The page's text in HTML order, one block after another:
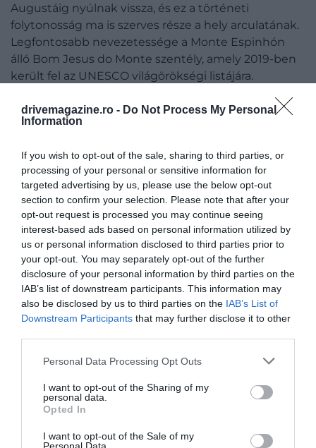
drivemagazine.ro - Do Not Process My Personal
Information
If you wish to opt-out of the sale, sharing to third parties, or
processing of your personal or sensitive information for
targeted advertising by us, please use the below opt-out
section to confirm your selection. Please note that after your
opt-out request is processed you may continue seeing
interest-based ads based on personal information utilized by
us or personal information disclosed to third parties prior to
your opt-out. You may separately opt-out of the further
disclosure of your personal information by third parties on the
IAB’s list of downstream participants. This information may
also be disclosed by us to third parties on the IAB’s List of
Downstream Participants that may further disclose it to other
Please note that this website/app uses one or more Google
not limited to your visit or usage behaviour. You may click to
grant or deny consent to Google and its third-party tags to
use your data for below specified purposes in below Google
consent section.
Personal Data Processing Opt Outs
I want to opt-out of the Sharing of my
personal data.
Opted In
I want to opt-out of the Sale of my
Augustáig nyúlnak vissza, és ez a történeti
folytonosság ma is szerves része a hely arculatának.
Legfontosabb nevezetessége a Monte Espinhón
álló Bom Jesus do Monte szentély, amely 2019-ben
került fel az UNESCO világörökségi listájára.